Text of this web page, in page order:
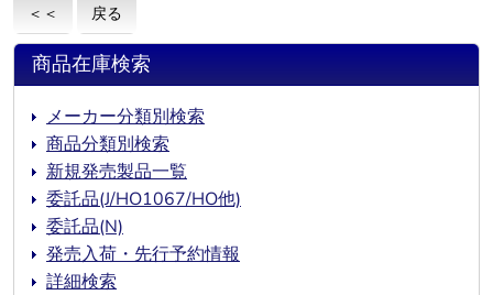
＜＜ 戻る
商品在庫検索
メーカー分類別検索
商品分類別検索
新規発売製品一覧
委託品(J/HO1067/HO他)
委託品(N)
発売入荷・先行予約情報
詳細検索